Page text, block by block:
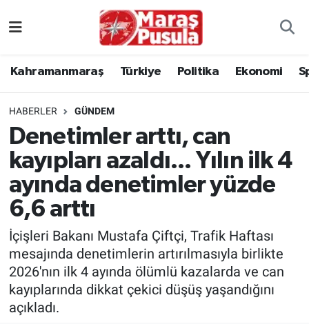
Kahramanmaraş Türkiye Politika Ekonomi
HABERLER GÜNDEM
Denetimler arttı, can
kayıpları azaldı... Yılın ilk 4
ayında denetimler yüzde
6,6 arttı
İçişleri Bakanı Mustafa Çiftçi, Trafik Haftası
mesajında denetimlerin artırılmasıyla birlikte
2026'nın ilk 4 ayında ölümlü kazalarda ve can
kayıplarında dikkat çekici düşüş yaşandığını
açıkladı.
Türkiye
Politika
Ekonomi
Spor
Kültür Sanat
Sağlık
İstanbul Namaz Vakitleri
İstanbul Trafik Yoğunluk Haritası
Süper Lig Puan Durumu ve Fikstür
Tüm Manşetler
Son Dakika Haberleri
Haber Arşivi